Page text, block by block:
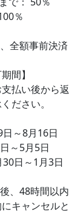
％
全額事前決済
間】
払い後から
ださい。
日～8月16日
～5月5日
30日～1月3日
、48時間以
キャンセルと